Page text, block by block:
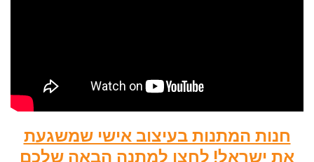
חנות המתנות בעיצוב אישי שמשגעת
את ישראל! לחצו למתנה הבאה שלכם